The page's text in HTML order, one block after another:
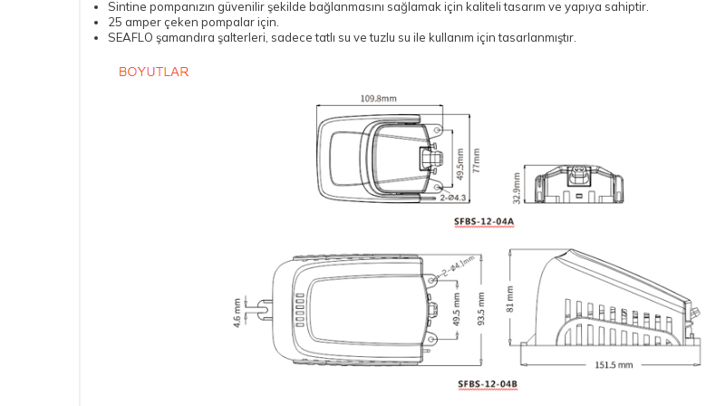
Sintine pompanızın güvenilir şekilde bağlanmasını sağlamak için kaliteli tasarım ve yapıya sahiptir.
25 amper çeken pompalar için.
SEAFLO şamandıra şalterleri, sadece tatlı su ve tuzlu su ile kullanım için tasarlanmıştır.